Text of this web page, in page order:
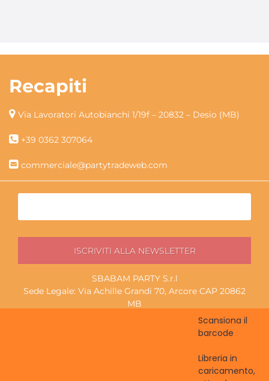
Scansiona il
barcode
Libreria in
caricamento,
Recapiti
Via Lavoratori Autobianchi 1/19f – 20832 – Desio (MB)
+39 0362 307064
commerciale@partytradeweb.com
SBABAM PARTY S.r.l
Sede Legale: Via Achille Grandi 70, Arcore CAP 20862
MB
Magazzino ritiro: Via Lavoratori Autobianchi 1/19f, Desio